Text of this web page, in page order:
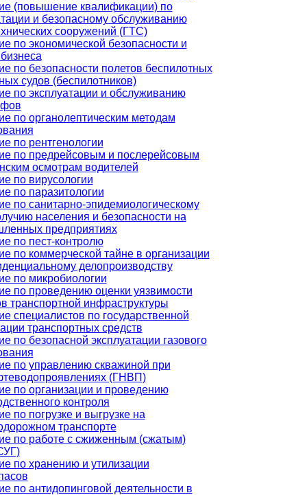
(повышение квалификации) по
и безопасному обслуживанию
сооружений (ГТС)
по экономической безопасности и
по безопасности полетов беспилотных
судов (беспилотников)
по эксплуатации и обслуживанию
по органолептическим методам
по рентгенологии
по предрейсовым и послерейсовым
осмотрам водителей
по вирусологии
по паразитологии
по санитарно-эпидемиологическому
населения и безопасности на
предприятиях
по пест-контролю
по коммерческой тайне в организации
делопроизводству
по микробиологии
по проведению оценки уязвимости
транспортной инфраструктуры
специалистов по государственной
транспортных средств
по безопасной эксплуатации газового
по управлению скважиной при
(ГНВП)
по организации и проведению
контроля
по погрузке и выгрузке на
транспорте
по работе с сжиженным (сжатым)
по хранению и утилизации
по антидопинговой деятельности в